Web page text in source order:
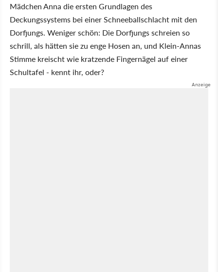
Mädchen Anna die ersten Grundlagen des
Deckungssystems bei einer Schneeballschlacht mit den
Dorfjungs. Weniger schön: Die Dorfjungs schreien so
schrill, als hätten sie zu enge Hosen an, und Klein-Annas
Stimme kreischt wie kratzende Fingernägel auf einer
Schultafel - kennt ihr, oder?